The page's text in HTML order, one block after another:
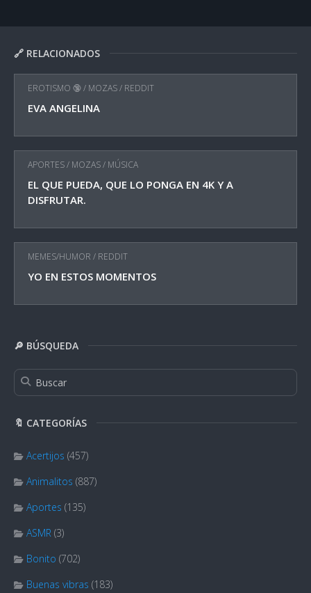
🔗 RELACIONADOS
EROTISMO 🔞/ MOZAS/ REDDIT
EVA ANGELINA
APORTES/ MOZAS/ MÚSICA
EL QUE PUEDA, QUE LO PONGA EN 4K Y A
DISFRUTAR.
MEMES/HUMOR / REDDIT
YO EN ESTOS MOMENTOS
🔎 BÚSQUEDA
🔖 CATEGORÍAS
Acertijos (457)
Animalitos (887)
Aportes (135)
ASMR (3)
Bonito (702)
Buenas vibras (183)